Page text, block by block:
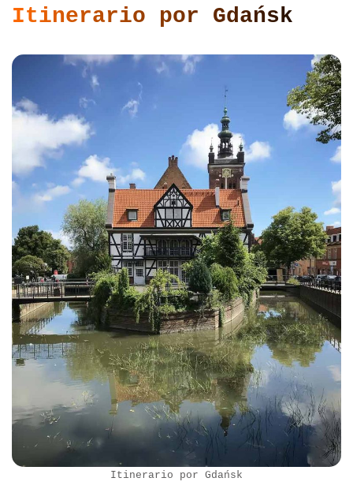
Itinerario por Gdańsk
Itinerario por Gdańsk